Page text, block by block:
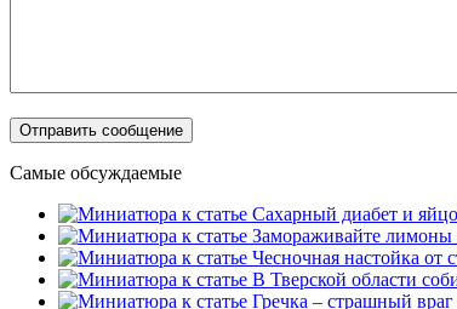
Самые обсуждаемые